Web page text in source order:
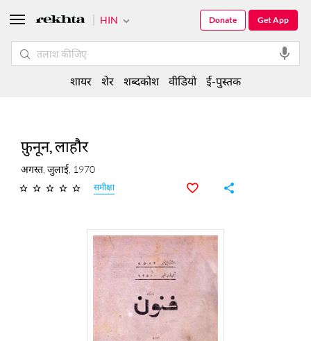
फ़ुनून, लाहौर
अगस्त, जुलाई, 1970
समीक्षा
HIN Get App
Donate
शायर शेर शब्दकोश वीडियो ई-पुस्तक